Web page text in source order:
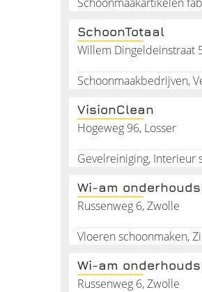
Sanitaire artikelen
kwalitatieve
toiletpapier op tijd worden
Toiletpapier
Handdoekpapier
Handzeep
Luchtverfrissing
Toiletbrilreiniger
Damesverbandcontainers
Kortom, schoonmaken is
SchoonTotaal
Willem Dingeldeinstraat
Schoonmaakbedrijven,
VisionClean
Hogeweg 96, Losser
Wi-am
Russenweg 6, Zwolle
Wi-am
Russenweg 6, Zwolle